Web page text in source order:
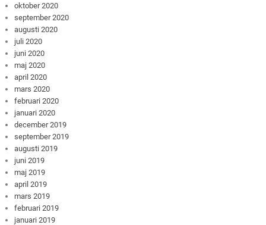
oktober 2020
september 2020
augusti 2020
juli 2020
juni 2020
maj 2020
april 2020
mars 2020
februari 2020
januari 2020
december 2019
september 2019
augusti 2019
juni 2019
maj 2019
april 2019
mars 2019
februari 2019
januari 2019